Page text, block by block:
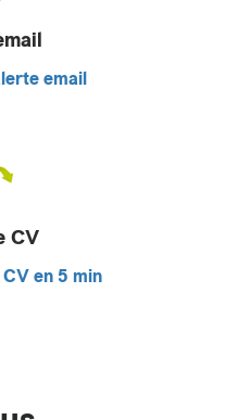
email
CV
en 5 min